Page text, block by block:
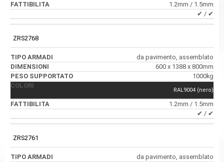
1.2mm / 1.5mm
✔ / ✔
ZRS2768
da pavimento, assemblato
600 x 1388 x 800mm
1000kg
RAL9004 (nero)
1.2mm / 1.5mm
✔ / ✔
ZRS2761
da pavimento, assemblato